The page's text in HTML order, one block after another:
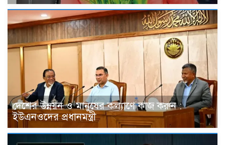
দেশের উন্নয়ন ও মানুষের কল্যাণে কাজ করুন :
ইউএনওদের প্রধানমন্ত্রী